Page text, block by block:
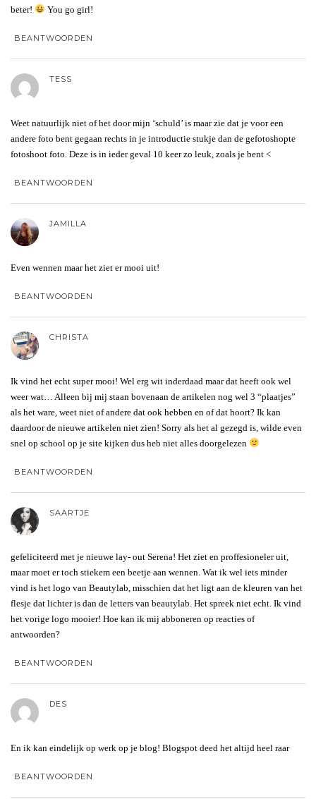
beter!
You go girl!
BEANTWOORDEN
TESS
Weet natuurlijk niet of het door mijn ‘schuld’ is maar zie dat je voor een
andere foto bent gegaan rechts in je introductie stukje dan de gefotoshopte
fotoshoot foto. Deze is in ieder geval 10 keer zo leuk, zoals je bent <
BEANTWOORDEN
JAMILLA
Even wennen maar het ziet er mooi uit!
BEANTWOORDEN
CHRISTA
Ik vind het echt super mooi! Wel erg wit inderdaad maar dat heeft ook wel
weer wat… Alleen bij mij staan bovenaan de artikelen nog wel 3 “plaatjes”
als het ware, weet niet of andere dat ook hebben en of dat hoort? Ik kan
daardoor de nieuwe artikelen niet zien! Sorry als het al gezegd is, wilde even
snel op school op je site kijken dus heb niet alles doorgelezen
BEANTWOORDEN
SAARTJE
gefeliciteerd met je nieuwe lay- out Serena! Het ziet en proffesioneler uit,
maar moet er toch stiekem een beetje aan wennen. Wat ik wel iets minder
vind is het logo van Beautylab, misschien dat het ligt aan de kleuren van het
flesje dat lichter is dan de letters van beautylab. Het spreek niet echt. Ik vind
het vorige logo mooier! Hoe kan ik mij abboneren op reacties of
antwoorden?
BEANTWOORDEN
DES
En ik kan eindelijk op werk op je blog! Blogspot deed het altijd heel raar
BEANTWOORDEN